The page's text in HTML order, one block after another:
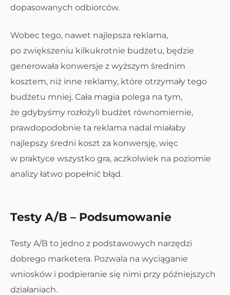
dopasowanych odbiorców.
Wobec tego, nawet najlepsza reklama,
po zwiększeniu kilkukrotnie budżetu, będzie
generowała konwersje z wyższym średnim
kosztem, niż inne reklamy, które otrzymały tego
budżetu mniej. Cała magia polega na tym,
że gdybyśmy rozłożyli budżet równomiernie,
prawdopodobnie ta reklama nadal miałaby
najlepszy średni koszt za konwersję, więc
w praktyce wszystko gra, aczkolwiek na poziomie
analizy łatwo popełnić błąd.
Testy A/B – Podsumowanie
Testy A/B to jedno z podstawowych narzędzi
dobrego marketera. Pozwala na wyciąganie
wniosków i podpieranie się nimi przy późniejszych
działaniach.